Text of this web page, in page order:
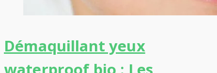
Démaquillant yeux